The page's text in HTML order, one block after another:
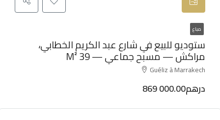
مباع
ستوديو للبيع في شارع عبد الكريم الخطابي،
مراكش — مسبح جماعي — 39 M²
Guéliz à Marrakech
869 000.00درهم